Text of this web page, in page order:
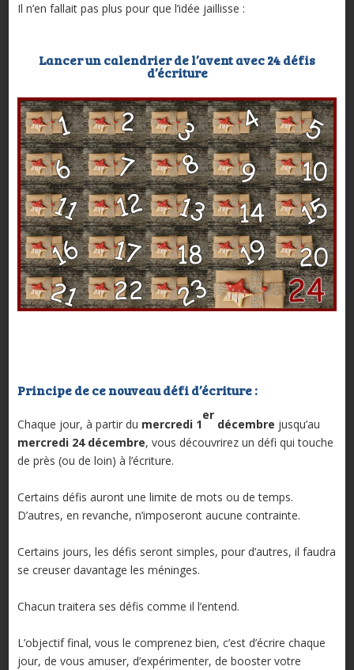
Il n’en fallait pas plus pour que l’idée jaillisse :
Lancer un calendrier de l’avent avec 24 défis
d’écriture
Principe de ce nouveau défi d’écriture :
Chaque jour, à partir du mercredi 1
er
décembre jusqu’au
mercredi 24 décembre, vous découvrirez un défi qui touche
de près (ou de loin) à l’écriture.
Certains défis auront une limite de mots ou de temps.
D’autres, en revanche, n’imposeront aucune contrainte.
Certains jours, les défis seront simples, pour d’autres, il faudra
se creuser davantage les méninges.
Chacun traitera ses défis comme il l’entend.
L’objectif final, vous le comprenez bien, c’est d’écrire chaque
jour, de vous amuser, d’expérimenter, de booster votre